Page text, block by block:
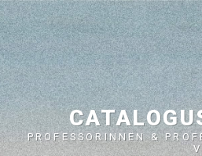
PROFESSORINNEN &